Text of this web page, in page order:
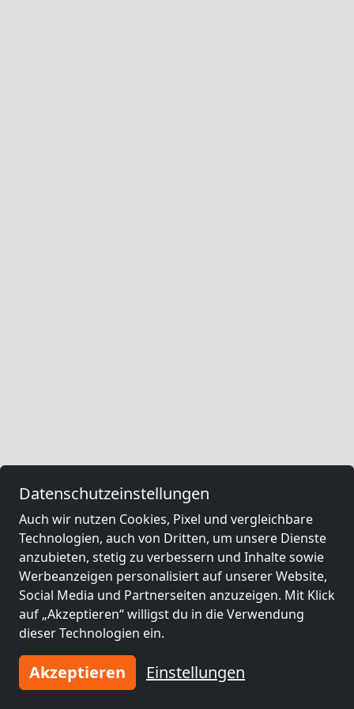
Datenschutzeinstellungen
Auch wir nutzen Cookies, Pixel und vergleichbare
Technologien, auch von Dritten, um unsere Dienste
anzubieten, stetig zu verbessern und Inhalte sowie
Werbeanzeigen personalisiert auf unserer Website,
Social Media und Partnerseiten anzuzeigen. Mit Klick
auf „Akzeptieren“ willigst du in die Verwendung
dieser Technologien ein.
Akzeptieren Einstellungen